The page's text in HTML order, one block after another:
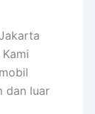
dan luar